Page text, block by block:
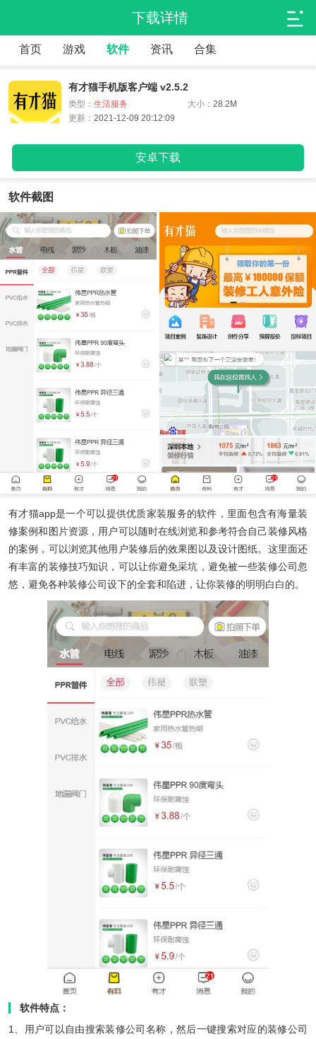
下载详情
首页 游戏 软件 资讯 合集
有才猫手机版客户端 v2.5.2
类型： 生活服务 大小：28.2M
更新： 2021-12-09 20:12:09
安卓下载
软件截图
有才猫app是一个可以提供优质家装服务的软件，里面包含有海量装
修案例和图片资源，用户可以随时在线浏览和参考符合自己装修风格
的案例，可以浏览其他用户装修后的效果图以及设计图纸。这里面还
有丰富的装修技巧知识，可以让你避免采坑，避免被一些装修公司忽
悠，避免各种装修公司设下的全套和陷进，让你装修的明明白白的。
软件特点：
1、用户可以自由搜索装修公司名称，然后一键搜索对应的装修公司